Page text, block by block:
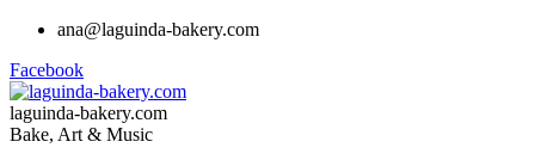
ana@laguinda-bakery.com
Facebook
laguinda-bakery.com
Bake, Art & Music